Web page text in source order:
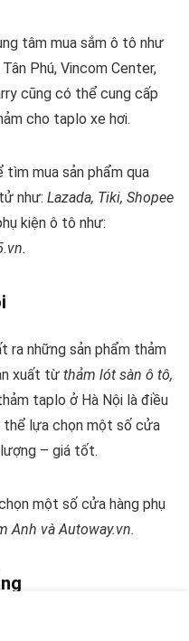
tâm mua sắm ô tô như
Phú, Vincom Center,
cũng có thể cung cấp
cho taplo xe hơi.
tìm mua sản phẩm qua
như: Lazada, Tiki, Shopee
kiện ô tô như:
.
ra những sản phẩm thảm
xuất từ thảm lót sàn ô tô,
taplo ở Hà Nội là điều
thể lựa chọn một số cửa
– giá tốt.
một số cửa hàng phụ
Anh và Autoway.vn.